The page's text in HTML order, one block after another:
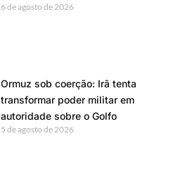
6 de agosto de 2026
Ormuz sob coerção: Irã tenta
transformar poder militar em
autoridade sobre o Golfo
5 de agosto de 2026